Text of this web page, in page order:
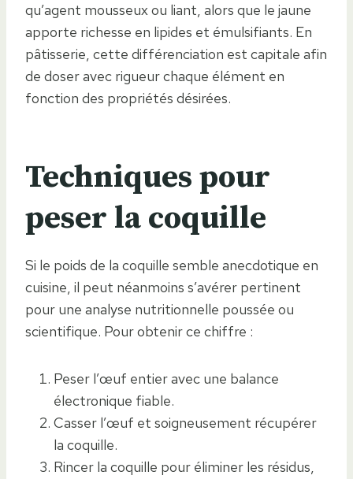
qu’agent mousseux ou liant, alors que le jaune
apporte richesse en lipides et émulsifiants. En
pâtisserie, cette différenciation est capitale afin
de doser avec rigueur chaque élément en
fonction des propriétés désirées.
Techniques pour
peser la coquille
Si le poids de la coquille semble anecdotique en
cuisine, il peut néanmoins s’avérer pertinent
pour une analyse nutritionnelle poussée ou
scientifique. Pour obtenir ce chiffre :
Peser l’œuf entier avec une balance
électronique fiable.
Casser l’œuf et soigneusement récupérer
la coquille.
Rincer la coquille pour éliminer les résidus,